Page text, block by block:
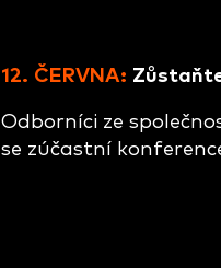
12. ČERVNA:
Odborníci ze
se zúčastní